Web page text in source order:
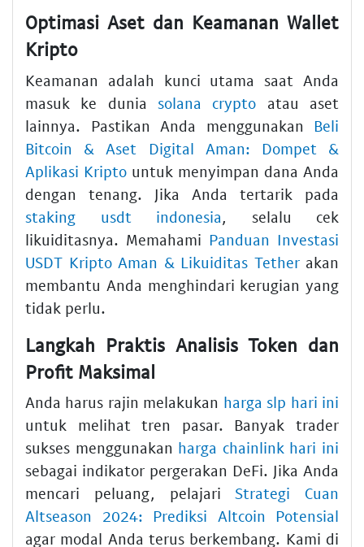
Optimasi Aset dan Keamanan Wallet
Kripto
Keamanan adalah kunci utama saat Anda
masuk ke dunia solana crypto atau aset
lainnya. Pastikan Anda menggunakan Beli
Bitcoin & Aset Digital Aman: Dompet &
Aplikasi Kripto untuk menyimpan dana Anda
dengan tenang. Jika Anda tertarik pada
staking usdt indonesia, selalu cek
likuiditasnya. Memahami Panduan Investasi
USDT Kripto Aman & Likuiditas Tetherakan
membantu Anda menghindari kerugian yang
tidak perlu.
Langkah Praktis Analisis Token dan
Profit Maksimal
Anda harus rajin melakukan harga slp hari ini
untuk melihat tren pasar. Banyak trader
sukses menggunakan harga chainlink hari ini
sebagai indikator pergerakan DeFi. Jika Anda
mencari peluang, pelajariStrategi Cuan
Altseason 2024: Prediksi Altcoin Potensial
agar modal Anda terus berkembang. Kami di